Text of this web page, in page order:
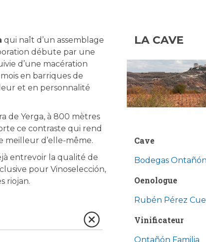
qui naît d’un assemblage
débute par une
d’une macération
en barriques de
et en personnalité
de Yerga, à 800 mètres
ce contraste qui rend
meilleur d’elle-même.
entrevoir la qualité de
pour Vinoselección,
riojan.
LA CAVE
Cave
Bodegas Ontañón
Oenologue
Rubén Pérez
Vinificateur
Ontañón Familia